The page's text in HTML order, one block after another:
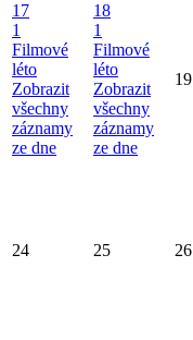
17
1
Filmové
léto
Zobrazit
všechny
záznamy
ze dne
18
1
Filmové
léto
Zobrazit
všechny
záznamy
ze dne
19
24 25 26